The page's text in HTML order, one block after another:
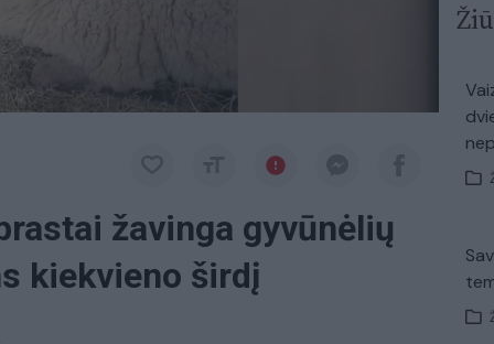
žavinga gyvūnėlių
kiekvieno širdį